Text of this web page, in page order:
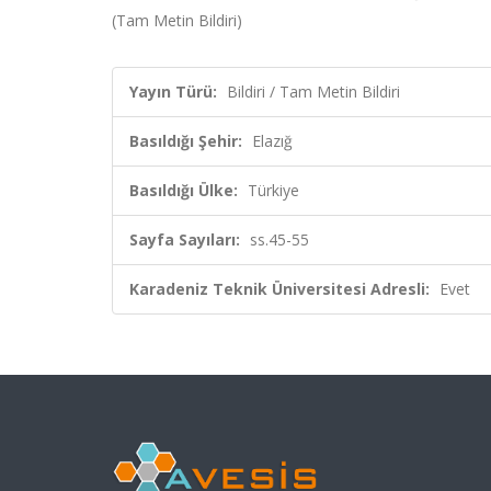
(Tam Metin Bildiri)
Yayın Türü: Bildiri / Tam Metin Bildiri
Basıldığı Şehir: Elazığ
Basıldığı Ülke: Türkiye
Sayfa Sayıları: ss.45-55
Karadeniz Teknik Üniversitesi Adresli: Evet